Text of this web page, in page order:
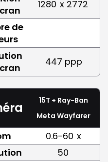
1280 x 2772
de
447 ppp
15T + Ray-Ban
Meta Wayfarer
0.6-60 x
50